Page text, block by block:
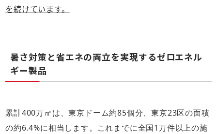
を続けています。
暑さ対策と省エネの両立を実現するゼロエネル
ギー製品
累計400万㎡は、東京ドーム約85個分、東京23区の面積
の約6.4%に相当します。これまでに全国1万件以上の施